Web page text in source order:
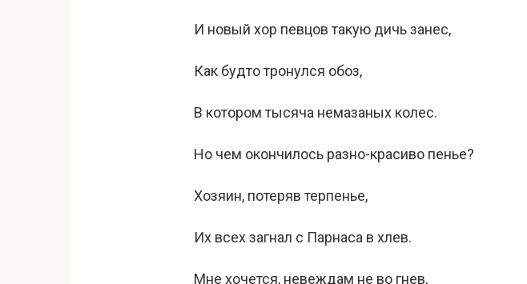
И новый хор певцов такую дичь занес,
Как будто тронулся обоз,
В котором тысяча немазаных колес.
Но чем окончилось разно-красиво пенье?
Хозяин, потеряв терпенье,
Их всех загнал с Парнаса в хлев.
Мне хочется, невеждам не во гнев,